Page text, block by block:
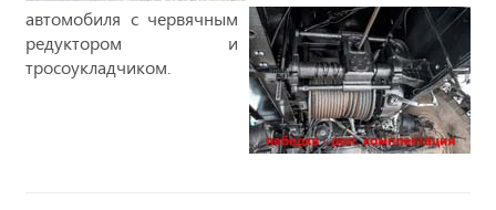
автомобиля с червячным
редуктором и
тросоукладчиком.